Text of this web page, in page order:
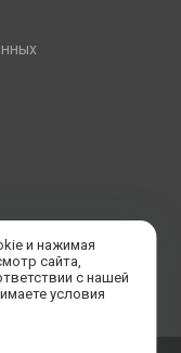
и нажимая
сайта,
с нашей
условия